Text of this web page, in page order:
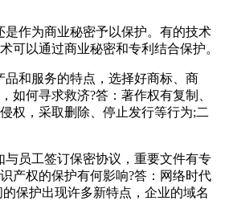
作为商业秘密予以保护。有的技术
可以通过商业秘密和专利结合保护。
和服务的特点，选择好商标、商
何寻求救济?答：著作权有复制、
权，采取删除、停止发行等行为;二
员工签订保密协议，重要文件有专
产权的保护有何影响?答：网络时代
保护出现许多新特点，企业的域名